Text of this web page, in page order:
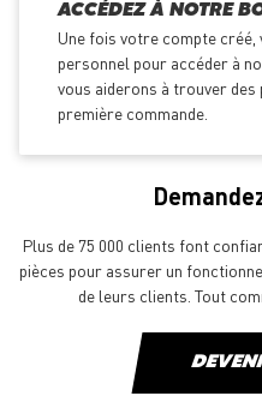
ACCÉDEZ À NOTRE
Une fois votre compte
personnel pour accéder à
vous aiderons à trouver
première commande.
Plus de 75 000 clients font
pièces pour assurer un
de leurs clients. Tout